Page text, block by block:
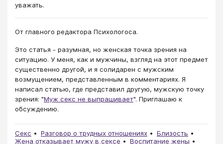
уважать.
От главного редактора Психологоса.
Это статья - разумная, но женская точка зрения на
ситуацию. У меня, как и мужчины, взгляд на этот предмет
существенно другой, и я солидарен с мужским
возмущением, представленным в комментариях. Я
написал статью, где представил другую, мужскую точку
зрения: "Муж секс не выпрашивает". Приглашаю к
обсуждению.
Секс Разговор о трудных отношениях
Близость
Жена отказывает мужу в сексе
Воспитание жены